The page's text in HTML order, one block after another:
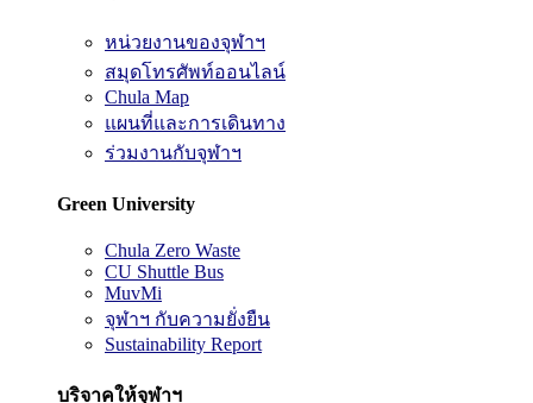
หน่วยงานของจุฬาฯ
สมุดโทรศัพท์ออนไลน์
Chula Map
แผนที่และการเดินทาง
ร่วมงานกับจุฬาฯ
Green University
Chula Zero Waste
CU Shuttle Bus
MuvMi
จุฬาฯ กับความยั่งยืน
Sustainability Report
บริจาคให้จุฬาฯ